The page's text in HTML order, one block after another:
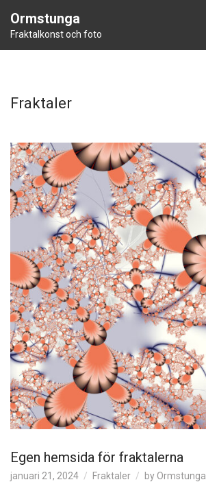
Ormstunga
Fraktalkonst och foto
Fraktaler
Egen hemsida för fraktalerna
januari 21, 2024 Fraktaler by Ormstunga